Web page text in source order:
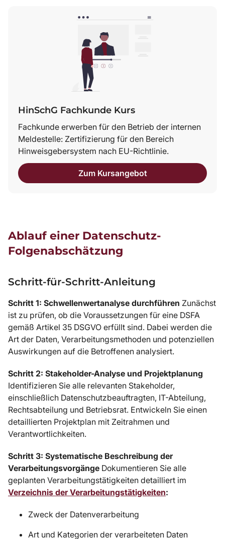
HinSchG Fachkunde Kurs
Fachkunde erwerben für den Betrieb der internen
Meldestelle: Zertifizierung für den Bereich
Hinweisgebersystem nach EU-Richtlinie.
Zum Kursangebot
Ablauf einer Datenschutz-
Folgenabschätzung
Schritt-für-Schritt-Anleitung
Schritt 1: Schwellenwertanalyse durchführen Zunächst
ist zu prüfen, ob die Voraussetzungen für eine DSFA
gemäß Artikel 35 DSGVO erfüllt sind. Dabei werden die
Art der Daten, Verarbeitungsmethoden und potenziellen
Auswirkungen auf die Betroffenen analysiert.
Schritt 2: Stakeholder-Analyse und Projektplanung
Identifizieren Sie alle relevanten Stakeholder,
einschließlich Datenschutzbeauftragten, IT-Abteilung,
Rechtsabteilung und Betriebsrat. Entwickeln Sie einen
detaillierten Projektplan mit Zeitrahmen und
Verantwortlichkeiten.
Schritt 3: Systematische Beschreibung der
Verarbeitungsvorgänge Dokumentieren Sie alle
geplanten Verarbeitungstätigkeiten detailliert im
Verzeichnis der Verarbeitungstätigkeiten:
Zweck der Datenverarbeitung
Art und Kategorien der verarbeiteten Daten